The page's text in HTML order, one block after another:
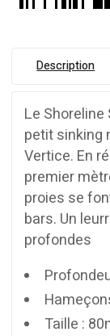
Description
Le
petit sinking
Vertice. En
premier
proies se
bars. Un
profondes
Taille :